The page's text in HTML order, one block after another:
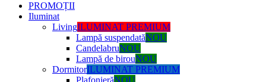
PROMOȚII
Iluminat
LivingILUMINAT PREMIUM
Lampă suspendatăNOU
CandelabruNOU
Lampă de birouNOU
DormitorILUMINAT PREMIUM
PlafonierăNOU